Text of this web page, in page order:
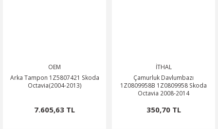
OEM
Arka Tampon 1Z5807421 Skoda
Octavia(2004-2013)
7.605,63 TL
İTHAL
Çamurluk Davlumbazı
1Z0809958B 1Z0809958 Skoda
Octavia 2008-2014
350,70 TL